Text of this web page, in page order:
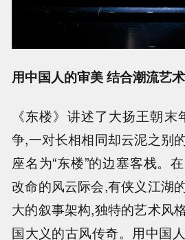
用中国人的审美 结合潮流艺
《东楼》讲述了大扬王朝
争,一对长相相同却云泥之别
座名为“东楼”的边塞客栈。
改命的风云际会,有侠义江湖
大的叙事架构,独特的艺术风
国大义的古风传奇。用中国